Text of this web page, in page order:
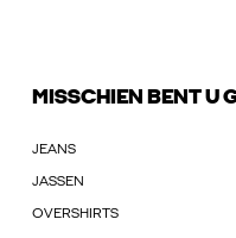
MISSCHIEN BENT U
JEANS
JASSEN
OVERSHIRTS